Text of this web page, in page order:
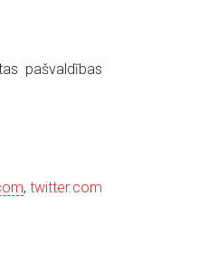
pašvaldības
,twitter.com